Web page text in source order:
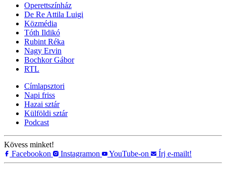
Operettszínház
De Re Attila Luigi
Közmédia
Tóth Ildikó
Rubint Réka
Nagy Ervin
Bochkor Gábor
RTL
Címlapsztori
Napi friss
Hazai sztár
Külföldi sztár
Podcast
Kövess minket!
Facebookon
Instagramon YouTube-on Írj e-mailt!